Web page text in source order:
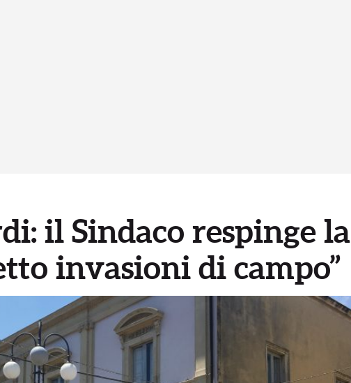
il Sindaco respinge la
invasioni di campo”